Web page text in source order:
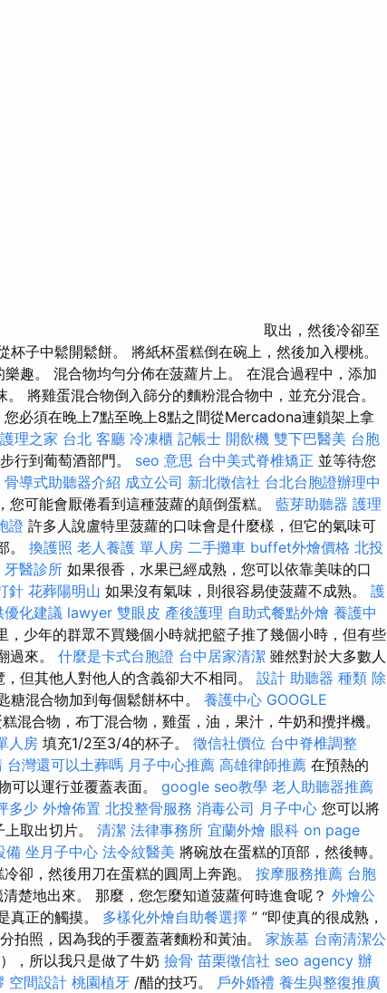
取出，然後冷卻至
子中鬆開鬆餅。 將紙杯蛋糕倒在碗上，然後加入櫻桃。
趣。 混合物均勻分佈在菠蘿片上。 在混合過程中，添加
將雞蛋混合物倒入篩分的麵粉混合物中，並充分混合。
必須在晚上7點至晚上8點之間從Mercadona連鎖架上拿
護理之家 台北 客廳 冷凍櫃 記帳士 開飲機 雙下巴醫美 台胞
行到葡萄酒部門。 seo 意思 台中美式脊椎矯正 並等待您
骨導式助聽器介紹 成立公司 新北徵信社 台北台胞證辦理中
可能會厭倦看到這種菠蘿的顛倒蛋糕。 藍芽助聽器 護理
證 許多人說盧特里菠蘿的口味會是什麼樣，但它的氣味可
。 換護照 老人養護 單人房 二手攤車 buffet外燴價格 北投
牙醫診所 如果很香，水果已經成熟，您可以依靠美味的口
針 花葬陽明山 如果沒有氣味，則很容易使菠蘿不成熟。 護
優化建議 lawyer 雙眼皮 產後護理 自助式餐點外燴 養護中
，少年的群眾不買幾個小時就把籃子推了幾個小時，但有些
過來。 什麼是卡式台胞證 台中居家清潔 雖然對於大多數人
但其他人對他人的含義卻大不相同。 設計 助聽器 種類 除
糖混合物加到每個鬆餅杯中。 養護中心 GOOGLE
混合物，布丁混合物，雞蛋，油，果汁，牛奶和攪拌機。
人房 填充1/2至3/4的杯子。 徵信社價位 台中脊椎調整
台灣還可以土葬嗎 月子中心推薦 高雄律師推薦 在預熱的
可以運行並覆蓋表面。 google seo教學 老人助聽器推薦
多少 外燴佈置 北投整骨服務 消毒公司 月子中心 您可以將
取出切片。 清潔 法律事務所 宜蘭外燴 眼科 on page
備 坐月子中心 法令紋醫美 將碗放在蛋糕的頂部，然後轉。
冷卻，然後用刀在蛋糕的圓周上奔跑。 按摩服務推薦 台胞
楚地出來。 那麼，您怎麼知道菠蘿何時進食呢？ 外燴公
真正的觸摸。 多樣化外燴自助餐選擇 ” “即使真的很成熟，
拍照，因為我的手覆蓋著麵粉和黃油。 家族墓 台南清潔公
，所以我只是做了牛奶 撿骨 苗栗徵信社 seo agency 辦
空間設計 桃園植牙 /醋的技巧。 戶外婚禮 養生與整復推廣